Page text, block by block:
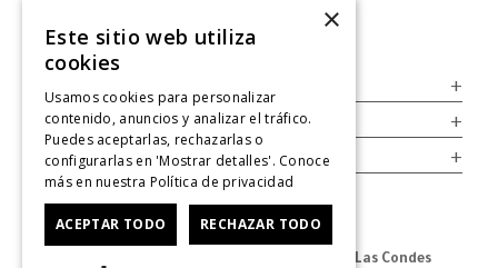
+
Legal +
Cuenta +
Dirección Oficina: Av. Las Condes #11281 - Las Condes
×
Este sitio web utiliza
cookies
Usamos cookies para personalizar
contenido, anuncios y analizar el tráfico.
Puedes aceptarlas, rechazarlas o
configurarlas en 'Mostrar detalles'. Conoce
más en nuestra Política de privacidad
ACEPTAR TODO RECHAZAR TODO